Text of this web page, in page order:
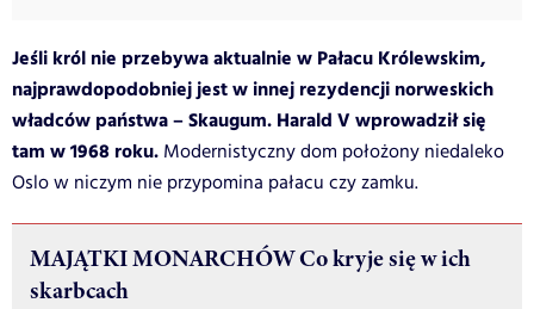
Jeśli król nie przebywa aktualnie w Pałacu Królewskim,
najprawdopodobniej jest w innej rezydencji norweskich
władców państwa – Skaugum. Harald V wprowadził się
tam w 1968 roku. Modernistyczny dom położony niedaleko
Oslo w niczym nie przypomina pałacu czy zamku.
MAJĄTKI MONARCHÓW Co kryje się w ich
skarbcach